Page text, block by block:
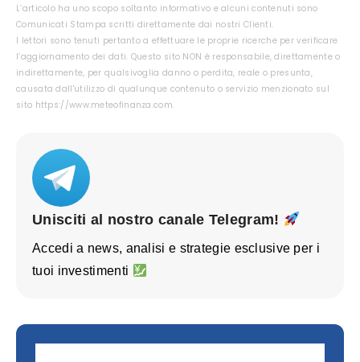
L’articolo ha uno scopo soltanto informativo e alcuni contenuti sono
Comunicati Stampa scritti direttamente dai nostri Clienti.
I lettori sono tenuti pertanto a effettuare le proprie ricerche per verificare
l’aggiornamento dei dati. Questo sito NON è responsabile, direttamente o
indirettamente, per qualsivoglia danno o perdita, reale o presunta,
causata dall'utilizzo di qualunque contenuto o servizio menzionato sul
sito https://www.meteofinanza.com.
Unisciti al nostro canale Telegram!
Accedi a news, analisi e strategie esclusive per i
tuoi investimenti